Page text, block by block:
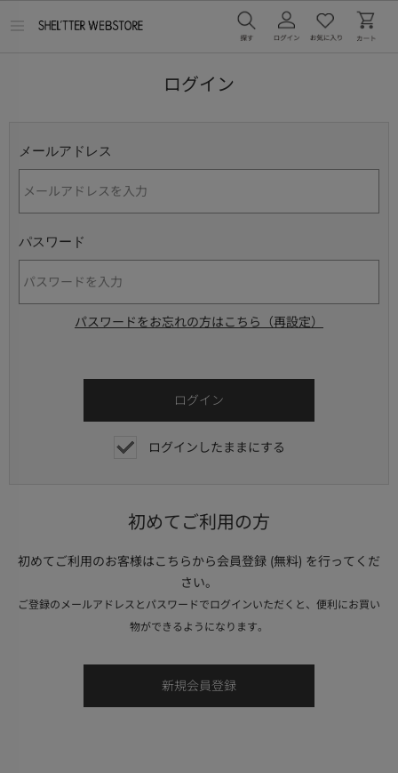
ログイン
メールアドレス
パスワード
パスワードをお忘れの方はこちら（再設定）
ログインしたままにする
初めてご利用の方
初めてご利用のお客様はこちらから会員登録 (無料) を行ってくだ
さい。
ご登録のメールアドレスとパスワードでログインいただくと、便利にお買い
物ができるようになります。